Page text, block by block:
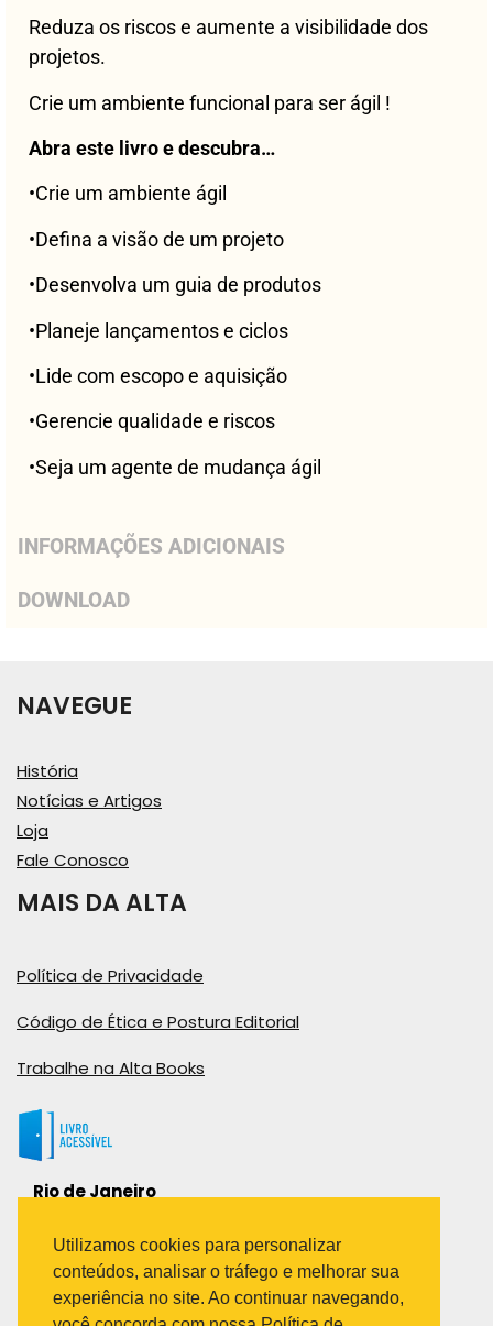
Reduza os riscos e aumente a visibilidade dos
projetos.
Crie um ambiente funcional para ser ágil !
Abra este livro e descubra…
•Crie um ambiente ágil
•Defina a visão de um projeto
•Desenvolva um guia de produtos
•Planeje lançamentos e ciclos
•Lide com escopo e aquisição
•Gerencie qualidade e riscos
•Seja um agente de mudança ágil
INFORMAÇÕES ADICIONAIS
DOWNLOAD
NAVEGUE
História
Notícias e Artigos
Loja
Fale Conosco
MAIS DA ALTA
Política de Privacidade
Código de Ética e Postura Editorial
Trabalhe na Alta Books
Rio de Janeiro
Bairro Industrial do Jacaré
Rio de Janeiro – RJ – CEP: 20970-031
Telefone:
Utilizamos cookies para personalizar
conteúdos, analisar o tráfego e melhorar sua
experiência no site. Ao continuar navegando,